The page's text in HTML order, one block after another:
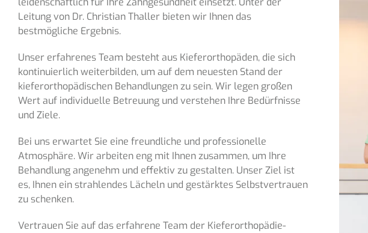
Leitung von Dr. Christian Thaller bieten wir Ihnen das
bestmögliche Ergebnis.
Unser erfahrenes Team besteht aus Kieferorthopäden, die sich
kontinuierlich weiterbilden, um auf dem neuesten Stand der
kieferorthopädischen Behandlungen zu sein. Wir legen großen
Wert auf individuelle Betreuung und verstehen Ihre Bedürfnisse
und Ziele.
Bei uns erwartet Sie eine freundliche und professionelle
Atmosphäre. Wir arbeiten eng mit Ihnen zusammen, um Ihre
Behandlung angenehm und effektiv zu gestalten. Unser Ziel ist
es, Ihnen ein strahlendes Lächeln und gestärktes Selbstvertrauen
zu schenken.
Vertrauen Sie auf das erfahrene Team der Kieferorthopädie-